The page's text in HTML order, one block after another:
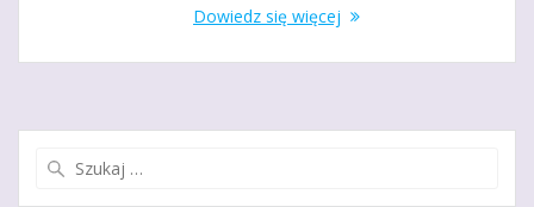
Dowiedz się więcej